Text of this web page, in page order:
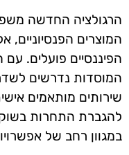
הרגולציה החדשה
המוצרים הפנסיוניים,
הפיננסיים פועלים.
המוסדות נדרשים
שירותים מותאמים
להגברת התחרות
במגוון רחב של